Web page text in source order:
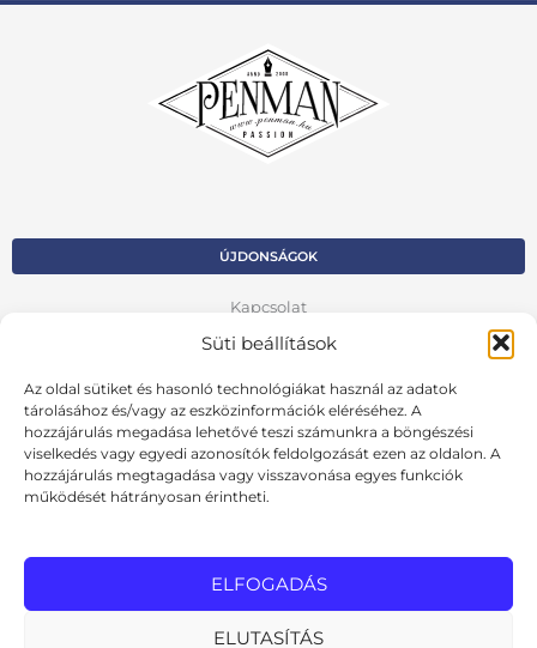
Süti beállítások
Az oldal sütiket és hasonló technológiákat használ az adatok
tárolásához és/vagy az eszközinformációk eléréséhez. A
hozzájárulás megadása lehetővé teszi számunkra a böngészési
viselkedés vagy egyedi azonosítók feldolgozását ezen az oldalon. A
hozzájárulás megtagadása vagy visszavonása egyes funkciók
működését hátrányosan érintheti.
ELFOGADÁS
ELUTASÍTÁS
ÚJDONSÁGOK
Kapcsolat
Kosár
Fiók
Adatvédelmi szabályzat
VISSZA AZ ELŐZŐ OLDALRA
Cookie szabályzat